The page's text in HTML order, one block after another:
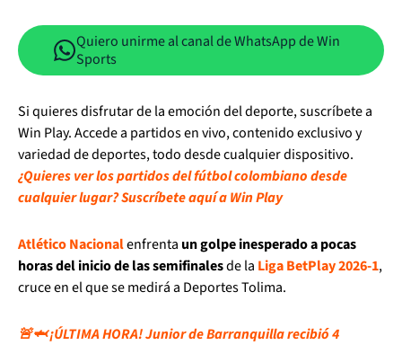
Quiero unirme al canal de WhatsApp de Win
Sports
Si quieres disfrutar de la emoción del deporte, suscríbete a
Win Play. Accede a partidos en vivo, contenido exclusivo y
variedad de deportes, todo desde cualquier dispositivo.
¿Quieres ver los partidos del fútbol colombiano desde
cualquier lugar? Suscríbete aquí a Win Play
Atlético Nacionalenfrenta un golpe inesperado a pocas
horas del inicio de las semifinalesde la Liga BetPlay 2026-1,
cruce en el que se medirá a Deportes Tolima.
🚨🦈 ¡ÚLTIMA HORA! Junior de Barranquilla recibió 4